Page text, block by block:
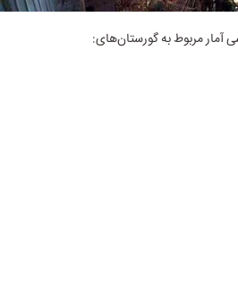
آمار مربوط به گورستان‌های: